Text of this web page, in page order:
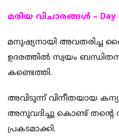
മരിയ വിചാരങ്ങള്‍ – Day
മനുഷ്യനായി അവതരിച്ച
ഉദരത്തിൽ സ്വയം
കണ്ടെത്തി.
അവിടുന്ന് വിനീതയായ
അനുവദിച്ചു കൊണ്ട് തന്റെ
പ്രകടമാക്കി.